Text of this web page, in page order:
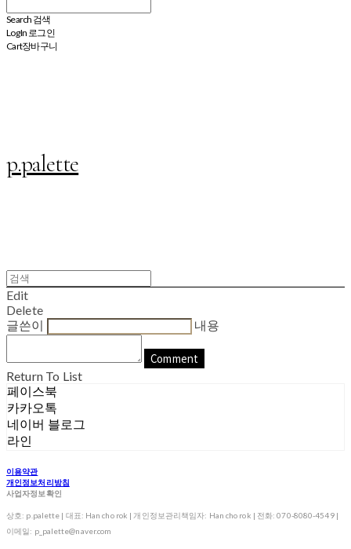
Search 검색
Log In 로그인
Cart장바구니
p.palette
Edit
Delete
글쓴이
내용
Comment
Return To List
페이스북
카카오톡
네이버 블로그
라인
이용약관
개인정보처리방침
사업자정보확인
상호: p.palette | 대표: Han cho rok | 개인정보관리책임자: Han cho rok | 전화: 070-8080-4549 |
이메일: p_palette@naver.com